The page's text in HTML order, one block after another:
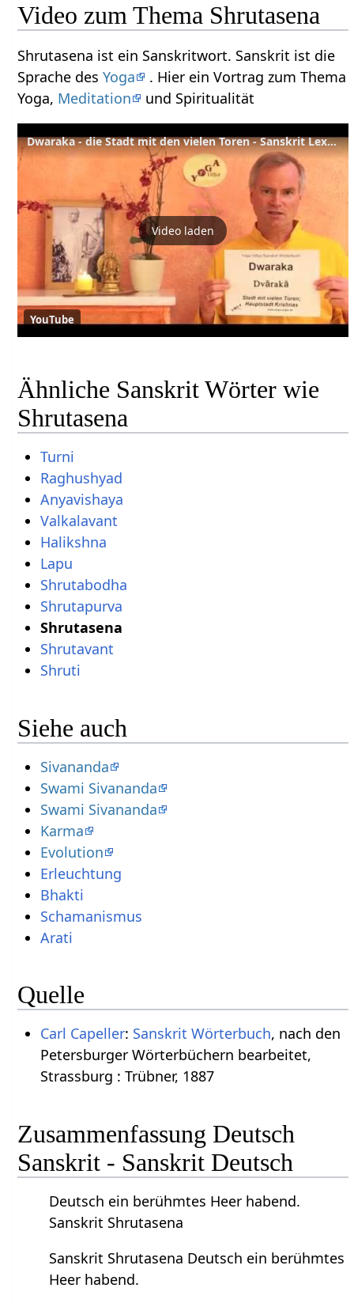
Video zum Thema Shrutasena
Shrutasena ist ein Sanskritwort. Sanskrit ist die
Sprache desYoga
. Hier ein Vortrag zum Thema
Yoga, Meditation und Spiritualität
Dwaraka - die Stadt mit den vielen Toren - Sanskrit Lexikon
Video laden
YouTube
Ähnliche Sanskrit Wörter wie
Shrutasena
Turni
Raghushyad
Anyavishaya
Valkalavant
Halikshna
Lapu
Shrutabodha
Shrutapurva
Shrutasena
Shrutavant
Shruti
Siehe auch
Sivananda
Swami Sivananda
Swami Sivananda
Karma
Evolution
Erleuchtung
Bhakti
Schamanismus
Arati
Quelle
Carl Capeller: Sanskrit Wörterbuch, nach den
Petersburger Wörterbüchern bearbeitet,
Strassburg : Trübner, 1887
Zusammenfassung Deutsch
Sanskrit - Sanskrit Deutsch
Deutsch ein berühmtes Heer habend.
Sanskrit Shrutasena
Sanskrit Shrutasena Deutsch ein berühmtes
Heer habend.